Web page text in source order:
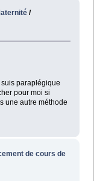
/
paraplégique
pour moi si
une autre méthode
de cours de